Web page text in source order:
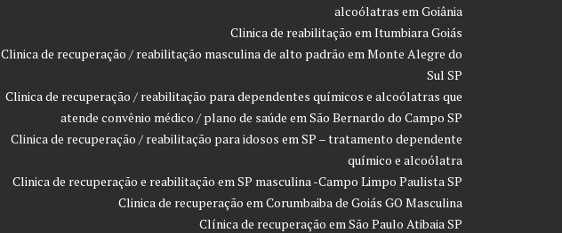
alcoólatras em Goiânia
Clinica de reabilitação em Itumbiara Goiás
Clinica de recuperação / reabilitação masculina de alto padrão em Monte Alegre do
Sul SP
Clinica de recuperação / reabilitação para dependentes químicos e alcoólatras que
atende convênio médico / plano de saúde em São Bernardo do Campo SP
Clinica de recuperação / reabilitação para idosos em SP – tratamento dependente
químico e alcoólatra
Clinica de recuperação e reabilitação em SP masculina -Campo Limpo Paulista SP
Clinica de recuperação em Corumbaiba de Goiás GO Masculina
Clínica de recuperação em São Paulo Atibaia SP